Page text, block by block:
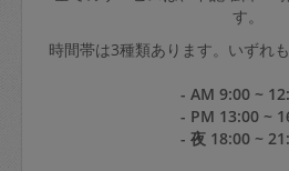
す。
時間帯は3種類あります。いずれ
- AM 9:00 ~
- PM 13:00 ~
- 夜 18:00 ~